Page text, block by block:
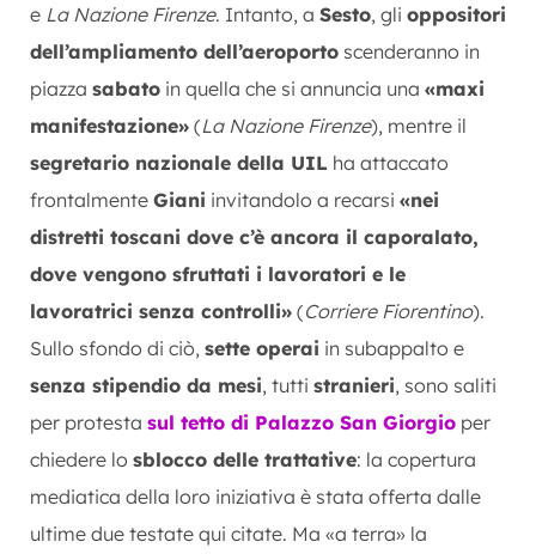
e La Nazione Firenze. Intanto, a Sesto, gli oppositori
dell’ampliamento dell’aeroporto scenderanno in
piazza sabato in quella che si annuncia una «maxi
manifestazione» (La Nazione Firenze), mentre il
segretario nazionale della UIL ha attaccato
frontalmente Giani invitandolo a recarsi «nei
distretti toscani dove c’è ancora il caporalato,
dove vengono sfruttati i lavoratori e le
lavoratrici senza controlli» (Corriere Fiorentino).
Sullo sfondo di ciò, sette operai in subappalto e
senza stipendio da mesi, tutti stranieri, sono saliti
per protesta sul tetto di Palazzo San Giorgio per
chiedere lo sblocco delle trattative: la copertura
mediatica della loro iniziativa è stata offerta dalle
ultime due testate qui citate. Ma «a terra» la